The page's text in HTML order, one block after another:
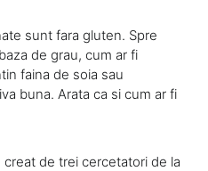
sunt fara gluten. Spre
de grau, cum ar fi
faina de soia sau
buna. Arata ca si cum ar fi
de trei cercetatori de la